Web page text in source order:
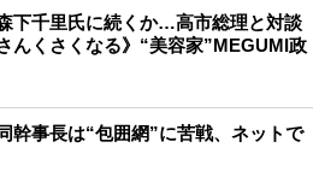
下千里氏に続くか…高市総理と対談
んくさくなる》“美容家”MEGUMI政
幹事長は“包囲網”に苦戦、ネットで